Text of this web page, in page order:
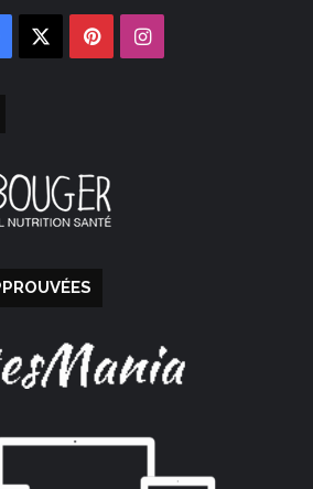
Facebook PinterestInstagram